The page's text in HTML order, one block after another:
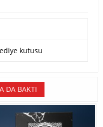
kutusu
DA BAKTI